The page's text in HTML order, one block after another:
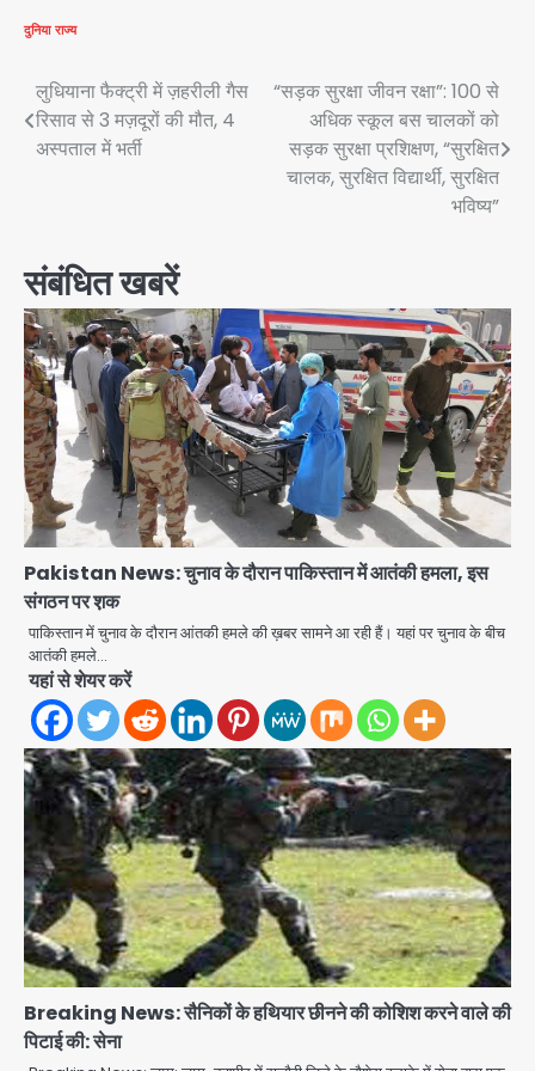
दुनिया राज्य
Post
navigation
लुधियाना फैक्ट्री में ज़हरीली गैस
रिसाव से 3 मज़दूरों की मौत, 4
अस्पताल में भर्ती
“सड़क सुरक्षा जीवन रक्षा”: 100 से
अधिक स्कूल बस चालकों को
सड़क सुरक्षा प्रशिक्षण, “सुरक्षित
चालक, सुरक्षित विद्यार्थी, सुरक्षित
भविष्य”
संबंधित खबरें
Pakistan News: चुनाव के दौरान पाकिस्तान में आतंकी हमला, इस
संगठन पर श़क
पाकिस्तान में चुनाव के दौरान आंतकी हमले की ख़बर सामने आ रही हैं। यहां पर चुनाव के बीच
आतंकी हमले…
यहां से शेयर करें
Breaking News: सैनिकों के हथियार छीनने की कोशिश करने वाले की
पिटाई की: सेना